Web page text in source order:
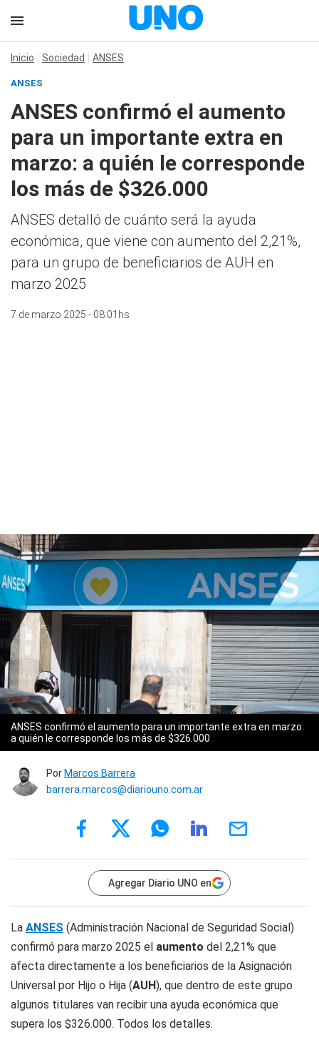
Inicio Sociedad ANSES
ANSES
ANSES confirmó el aumento
para un importante extra en
marzo: a quién le corresponde
los más de $326.000
ANSES detalló de cuánto será la ayuda
económica, que viene con aumento del 2,21%,
para un grupo de beneficiarios de AUH en
marzo 2025
7 de marzo 2025 - 08:01hs
ANSES confirmó el aumento para un importante extra en marzo:
a quién le corresponde los más de $326.000
Por Marcos Barrera
barrera.marcos@diariouno.com.ar
Agregar Diario UNO en
La ANSES (Administración Nacional de Seguridad Social)
confirmó para marzo 2025 el aumento del 2,21% que
afecta directamente a los beneficiarios de la Asignación
Universal por Hijo o Hija (AUH), que dentro de este grupo
algunos titulares van recibir una ayuda económica que
supera los $326.000. Todos los detalles.